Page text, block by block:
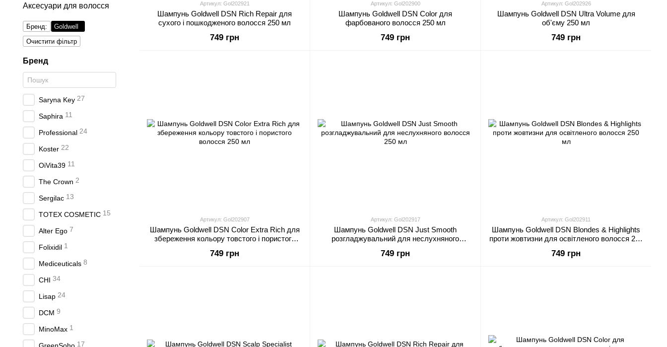
Артикул: Gol202921
Шампунь Goldwell DSN Rich Repair для
сухого і пошкодженого волосся 250 мл
749 грн
Артикул: Gol202900
Шампунь Goldwell DSN Color для
фарбованого волосся 250 мл
749 грн
Артикул: Gol202926
Шампунь Goldwell DSN Ultra Volume для
об'єму 250 мл
749 грн
Артикул: Gol202907
Шампунь Goldwell DSN Color Extra Rich для
збереження кольору товстого і пористого
749 грн
Артикул: Gol202917
Шампунь Goldwell DSN Just Smooth
розгладжувальний для неслухняного
749 грн
Артикул: Gol202911
Шампунь Goldwell DSN Blondes & Highlights
проти жовтизни для освітленого волосся 250
749 грн
Аксесуари для волосся
Бренд:
Goldwell
Очистити фільтр
Бренд
Saryna Key 27
Saphira 11
Professional 24
Koster 22
OiVita39 11
The Crown 2
Sergilac 13
TOTEX COSMETIC 15
Alter Ego 7
Folixidil 1
Mediceuticals 8
CHI 34
Lisap 24
DCM 9
MinoMax 1
17